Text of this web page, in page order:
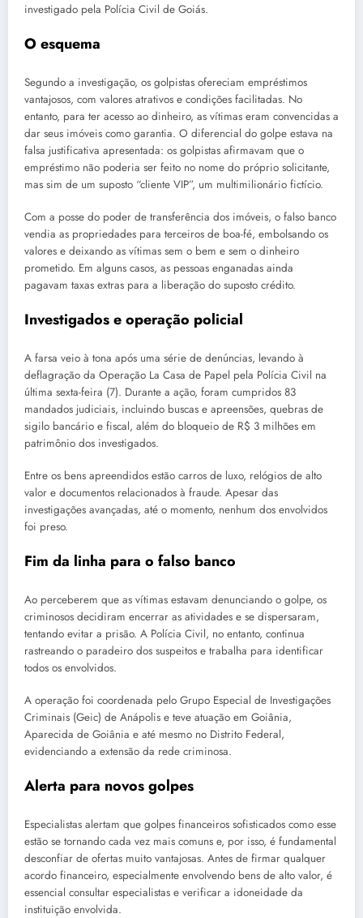
investigado pela Polícia Civil de Goiás.
O esquema
Segundo a investigação, os golpistas ofereciam empréstimos
vantajosos, com valores atrativos e condições facilitadas. No
entanto, para ter acesso ao dinheiro, as vítimas eram convencidas a
dar seus imóveis como garantia. O diferencial do golpe estava na
falsa justificativa apresentada: os golpistas afirmavam que o
empréstimo não poderia ser feito no nome do próprio solicitante,
mas sim de um suposto “cliente VIP”, um multimilionário fictício.
Com a posse do poder de transferência dos imóveis, o falso banco
vendia as propriedades para terceiros de boa-fé, embolsando os
valores e deixando as vítimas sem o bem e sem o dinheiro
prometido. Em alguns casos, as pessoas enganadas ainda
pagavam taxas extras para a liberação do suposto crédito.
Investigados e operação policial
A farsa veio à tona após uma série de denúncias, levando à
deflagração da Operação La Casa de Papel pela Polícia Civil na
última sexta-feira (7). Durante a ação, foram cumpridos 83
mandados judiciais, incluindo buscas e apreensões, quebras de
sigilo bancário e fiscal, além do bloqueio de R$ 3 milhões em
patrimônio dos investigados.
Entre os bens apreendidos estão carros de luxo, relógios de alto
valor e documentos relacionados à fraude. Apesar das
investigações avançadas, até o momento, nenhum dos envolvidos
foi preso.
Fim da linha para o falso banco
Ao perceberem que as vítimas estavam denunciando o golpe, os
criminosos decidiram encerrar as atividades e se dispersaram,
tentando evitar a prisão. A Polícia Civil, no entanto, continua
rastreando o paradeiro dos suspeitos e trabalha para identificar
todos os envolvidos.
A operação foi coordenada pelo Grupo Especial de Investigações
Criminais (Geic) de Anápolis e teve atuação em Goiânia,
Aparecida de Goiânia e até mesmo no Distrito Federal,
evidenciando a extensão da rede criminosa.
Alerta para novos golpes
Especialistas alertam que golpes financeiros sofisticados como esse
estão se tornando cada vez mais comuns e, por isso, é fundamental
desconfiar de ofertas muito vantajosas. Antes de firmar qualquer
acordo financeiro, especialmente envolvendo bens de alto valor, é
essencial consultar especialistas e verificar a idoneidade da
instituição envolvida.